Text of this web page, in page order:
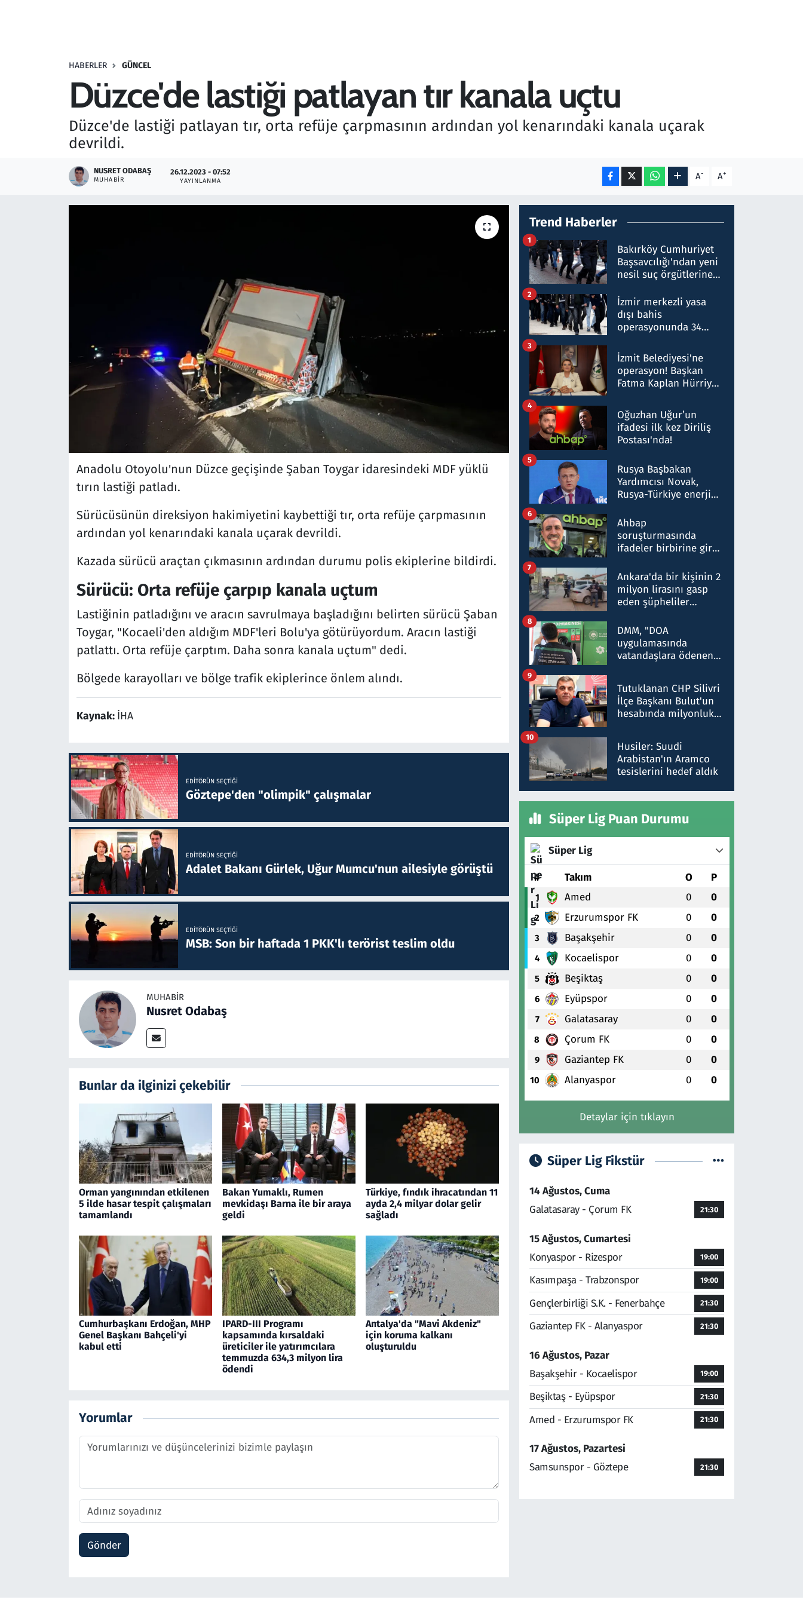
HABERLER GÜNCEL
Düzce'de lastiği patlayan tır kanala uçtu
Düzce'de lastiği patlayan tır, orta refüje çarpmasının ardından yol kenarındaki kanala uçarak
devrildi.
NUSRET ODABAŞ
MUHABIR
26.12.2023 - 07:52
YAYINLANMA A- A+
Anadolu Otoyolu'nun Düzce geçişinde Şaban Toygar idaresindeki MDF yüklü
tırın lastiği patladı.
Sürücüsünün direksiyon hakimiyetini kaybettiği tır, orta refüje çarpmasının
ardından yol kenarındaki kanala uçarak devrildi.
Kazada sürücü araçtan çıkmasının ardından durumu polis ekiplerine bildirdi.
Sürücü: Orta refüje çarpıp kanala uçtum
Lastiğinin patladığını ve aracın savrulmaya başladığını belirten sürücü Şaban
Toygar, "Kocaeli'den aldığım MDF'leri Bolu'ya götürüyordum. Aracın lastiği
patlattı. Orta refüje çarptım. Daha sonra kanala uçtum" dedi.
Bölgede karayolları ve bölge trafik ekiplerince önlem alındı.
Kaynak: İHA
EDITÖRÜN SEÇTIĞI
Göztepe'den "olimpik" çalışmalar
EDITÖRÜN SEÇTIĞI
Adalet Bakanı Gürlek, Uğur Mumcu'nun ailesiyle görüştü
EDITÖRÜN SEÇTIĞI
MSB: Son bir haftada 1 PKK'lı terörist teslim oldu
MUHABIR
Nusret Odabaş
Bunlar da ilginizi çekebilir
Orman yangınından etkilenen
5 ilde hasar tespit çalışmaları
tamamlandı
Bakan Yumaklı, Rumen
mevkidaşı Barna ile bir araya
geldi
Türkiye, fındık ihracatından 11
ayda 2,4 milyar dolar gelir
sağladı
Cumhurbaşkanı Erdoğan, MHP
Genel Başkanı Bahçeli'yi
kabul etti
IPARD-III Programı
kapsamında kırsaldaki
üreticiler ile yatırımcılara
temmuzda 634,3 milyon lira
ödendi
Antalya'da "Mavi Akdeniz"
için koruma kalkanı
oluşturuldu
Yorumlar
Gönder
Trend Haberler
Bakırköy Cumhuriyet
Başsavcılığı'ndan yeni
nesil suç örgütlerine
hakkında gözaltı kararı
1
İzmir merkezli yasa
dışı bahis
operasyonunda 34
Milyar liralık para
trafiği tespit edildi
2
İzmit Belediyesi'ne
operasyon! Başkan
Fatma Kaplan Hürriyet
3
Oğuzhan Uğur’un
ifadesi ilk kez Diriliş
Postası'nda!
4
Rusya Başbakan
Yardımcısı Novak,
Rusya-Türkiye enerji
nitelikte olduğunu
belirtti
5
Ahbap
soruşturmasında
ifadeler birbirine girdi:
ifadelerinden ortaya
çıkan tablo şok etti
6
Ankara'da bir kişinin 2
milyon lirasını gasp
eden şüpheliler
7
DMM, "DOA
uygulamasında
vatandaşlara ödenen
düşürüldüğü" iddiasını
yalanladı
8
Tutuklanan CHP Silivri
İlçe Başkanı Bulut'un
hesabında milyonluk
talimat verdi, ben
gönderdim
9
Husiler: Suudi
Arabistan'ın Aramco
tesislerini hedef aldık
10
Süper Lig Puan Durumu
Süper Lig
# Takım O P
1 Amed 0 0
2 Erzurumspor FK 0 0
3 Başakşehir 0 0
4 Kocaelispor 0 0
5 Beşiktaş 0 0
6 Eyüpspor 0 0
7 Galatasaray 0 0
8 Çorum FK 0 0
9 Gaziantep FK 0 0
10 Alanyaspor 0 0
Detaylar için tıklayın
Süper Lig Fikstür
14 Ağustos, Cuma
Galatasaray - Çorum FK
21:30
15 Ağustos, Cumartesi
Konyaspor - Rizespor
19:00
Kasımpaşa - Trabzonspor 19:00
Gençlerbirliği S.K. - Fenerbahçe 21:30
Gaziantep FK - Alanyaspor 21:30
16 Ağustos, Pazar
Başakşehir - Kocaelispor
19:00
Beşiktaş - Eyüpspor 21:30
Amed - Erzurumspor FK 21:30
17 Ağustos, Pazartesi
Samsunspor - Göztepe
21:30
Savunma Sanayi
Seçim 2023